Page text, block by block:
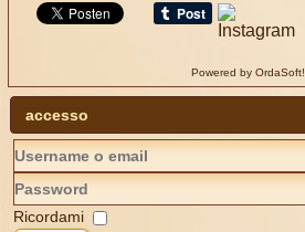
Powered by OrdaSoft!
accesso
Ricordami